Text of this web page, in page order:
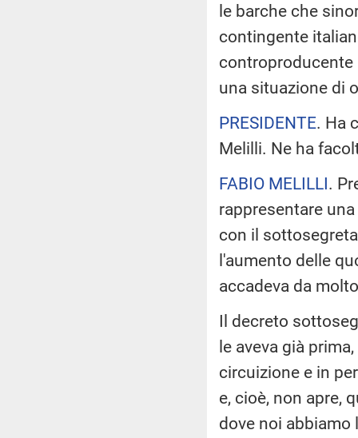
le barche che
contingente
controproducente
una situazione di
PRESIDENTE. Ha
Melilli. Ne ha
FABIO MELILLI.
rappresentare
con il
l'aumento delle
accadeva da
Il decreto
le aveva già
circuizione e in
e, cioè, non apre,
dove noi abbiamo